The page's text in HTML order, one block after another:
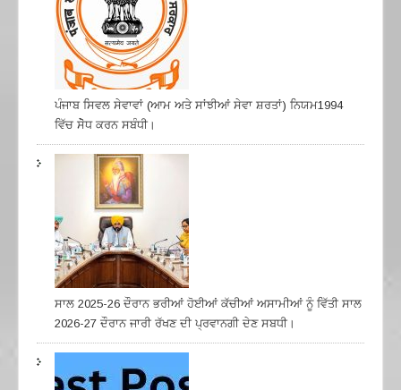
ਪੰਜਾਬ ਸਿਵਲ ਸੇਵਾਵਾਂ (ਆਮ ਅਤੇ ਸਾਂਝੀਆਂ ਸੇਵਾ ਸ਼ਰਤਾਂ) ਨਿਯਮ1994
ਵਿੱਚ ਸੇੋਧ ਕਰਨ ਸਬੰਧੀ।
ਸਾਲ 2025-26 ਦੌਰਾਨ ਭਰੀਆਂ ਹੋਈਆਂ ਕੱਚੀਆਂ ਅਸਾਮੀਆਂ ਨੂੰ ਵਿੱਤੀ ਸਾਲ
2026-27 ਦੌਰਾਨ ਜਾਰੀ ਰੱਖਣ ਦੀ ਪ੍ਰਵਾਨਗੀ ਦੇਣ ਸਬਧੀ।